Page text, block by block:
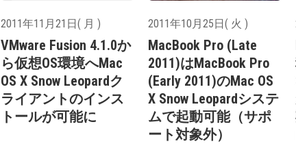
2011年11月21日( 月 )
VMware Fusion 4.1.0か
ら仮想OS環境へMac
OS X Snow Leopardク
ライアントのインス
トールが可能に
2011年10月25日( 火 )
MacBook Pro (Late
2011)はMacBook Pro
(Early 2011)のMac OS
X Snow Leopardシステ
ムで起動可能（サポ
ート対象外）